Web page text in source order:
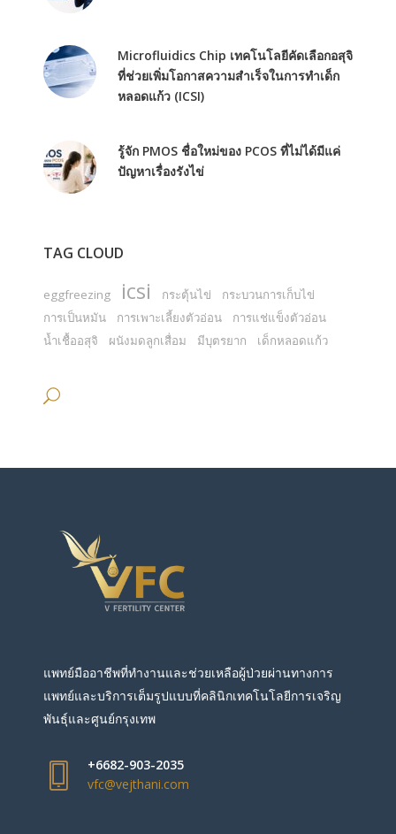
Microfluidics Chip เทคโนโลยีคัดเลือกอสุจิ
ที่ช่วยเพิ่มโอกาสความสำเร็จในการทำเด็ก
หลอดแก้ว (ICSI)
รู้จัก PMOS ชื่อใหม่ของ PCOS ที่ไม่ได้มีแค่
ปัญหาเรื่องรังไข่
TAG CLOUD
eggfreezing icsi กระตุ้นไข่
กระบวนการเก็บไข่
การเป็นหมัน
การเพาะเลี้ยงตัวอ่อน
การแช่แข็งตัวอ่อน
น้ำเชื้ออสุจิ
ผนังมดลูกเสื่อม มีบุตรยาก เด็กหลอดแก้ว
แพทย์มืออาชีพที่ทำงานและช่วยเหลือผู้ป่วยผ่านทางการ
แพทย์และบริการเต็มรูปแบบที่คลินิกเทคโนโลยีการเจริญ
พันธุ์และศูนย์กรุงเทพ
+6682-903-2035
vfc@vejthani.com